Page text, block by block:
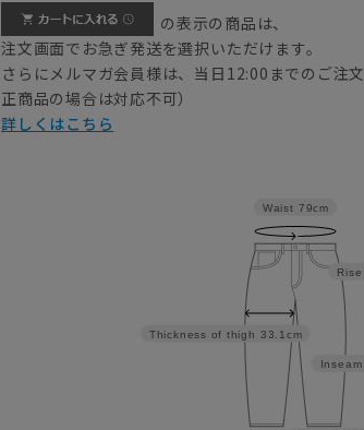
の表示の商品は、
注文画面でお急ぎ発送を選択いただけます。
さらにメルマガ会員様は、当日12:00までのご注
正商品の場合は対応不可）
詳しくはこちら
Thickness of thigh 33.1cm
Waist 79cm